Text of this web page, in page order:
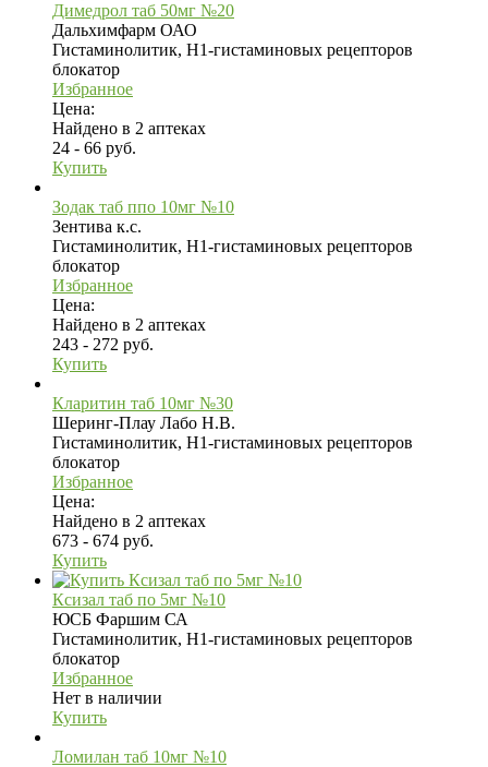
Димедрол таб 50мг №20
Дальхимфарм ОАО
Гистаминолитик, H1-гистаминовых рецепторов
блокатор
Избранное
Цена:
Найдено в 2 аптеках
24 - 66 руб.
Купить
Зодак таб ппо 10мг №10
Зентива к.с.
Гистаминолитик, H1-гистаминовых рецепторов
блокатор
Избранное
Цена:
Найдено в 2 аптеках
243 - 272 руб.
Купить
Кларитин таб 10мг №30
Шеринг-Плау Лабо Н.В.
Гистаминолитик, H1-гистаминовых рецепторов
блокатор
Избранное
Цена:
Найдено в 2 аптеках
673 - 674 руб.
Купить
Ксизал таб по 5мг №10
ЮСБ Фаршим СА
Гистаминолитик, H1-гистаминовых рецепторов
блокатор
Избранное
Нет в наличии
Купить
Ломилан таб 10мг №10